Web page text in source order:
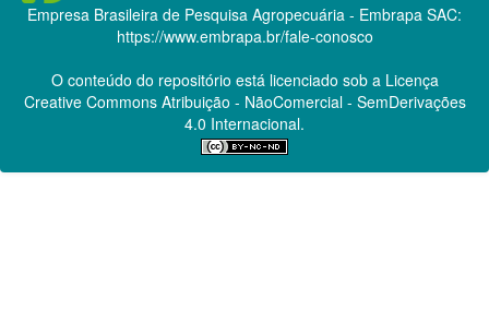
Empresa Brasileira de Pesquisa Agropecuária - Embrapa SAC:
https://www.embrapa.br/fale-conosco
O conteúdo do repositório está licenciado sob a Licença
Creative CommonsAtribuição - NãoComercial - SemDerivações
4.0 Internacional.